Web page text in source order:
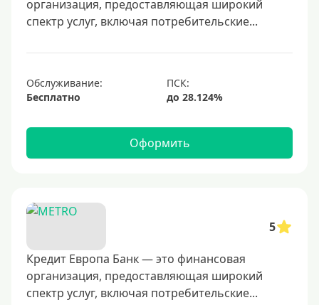
50000 руб
60000 руб
70000 руб
100000 руб
350000 руб
500000 руб
600000 руб
организация, предоставляющая широкий
спектр услуг, включая потребительские...
Обслуживание:
Бесплатно
Оформить
5
Кредит Европа Банк — это финансовая
организация, предоставляющая широкий
спектр услуг, включая потребительские...